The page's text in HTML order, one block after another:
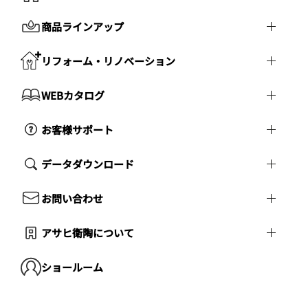
商品ラインアップ
リフォーム・リノベーション
WEBカタログ
お客様サポート
データダウンロード
お問い合わせ
アサヒ衛陶について
ショールーム